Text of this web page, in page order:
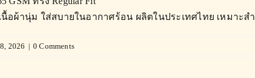
อผ้านุ่ม ใส่สบายในอากาศร้อน ผลิตในประเทศไทย เหมาะ
2026 | 0 Comments